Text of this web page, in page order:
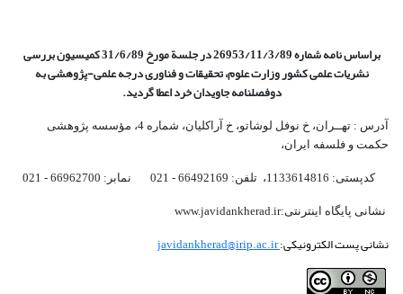
براساس نامه شماره 26953/11/3/89 در جلسة مورخ 31/6/89 کمیسیون
بررسی
نشریات علمی کشور وزارت علوم، تحقیقات و فناوری درجه علمی‌-پژوهشیبه
دوفصلنامه جاویدان خرد اعطا گردید.
آدرس : تهــران، خ نوفل لوشاتو، خ آراکلیان، شماره 4،‌ مؤسسه پژوهشی
حکمت و فلسفه ایران،‌
کدپستی: 1133614816، تلفن: 66492169 - 021 نمابر: 66962700 - 021
نشانی پایگاه اینترنتی:www.javidankherad.ir
نشانی پست الکترونیکی:javidankherad@irip.ac.ir